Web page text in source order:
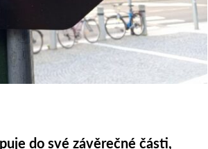
do své závěrečné části,